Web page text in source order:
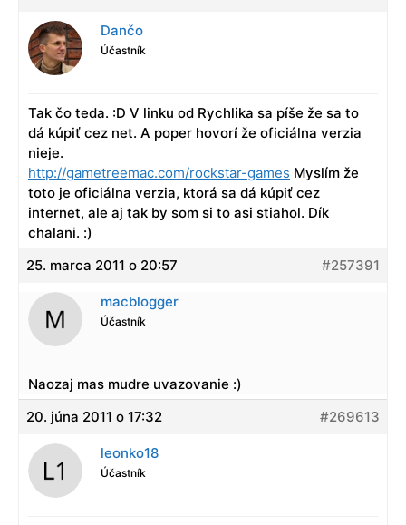
Dančo
Účastník
Tak čo teda. :D V linku od Rychlika sa píše že sa to
dá kúpiť cez net. A poper hovorí že oficiálna verzia
nieje.
http://gametreemac.com/rockstar-games Myslím že
toto je oficiálna verzia, ktorá sa dá kúpiť cez
internet, ale aj tak by som si to asi stiahol. Dík
chalani. :)
25. marca 2011 o 20:57
#257391
macblogger
Účastník
Naozaj mas mudre uvazovanie :)
20. júna 2011 o 17:32
#269613
leonko18
Účastník